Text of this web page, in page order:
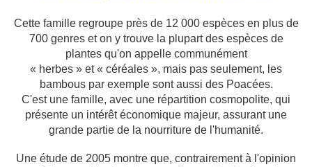
Cette famille regroupe près de 12 000 espèces en plus de
700 genres et on y trouve la plupart des espèces de
plantes qu'on appelle communément
« herbes » et « céréales », mais pas seulement, les
bambous par exemple sont aussi des Poacées.
C'est une famille, avec une répartition cosmopolite, qui
présente un intérêt économique majeur, assurant une
grande partie de la nourriture de l'humanité.
Une étude de 2005 montre que, contrairement à l'opinion